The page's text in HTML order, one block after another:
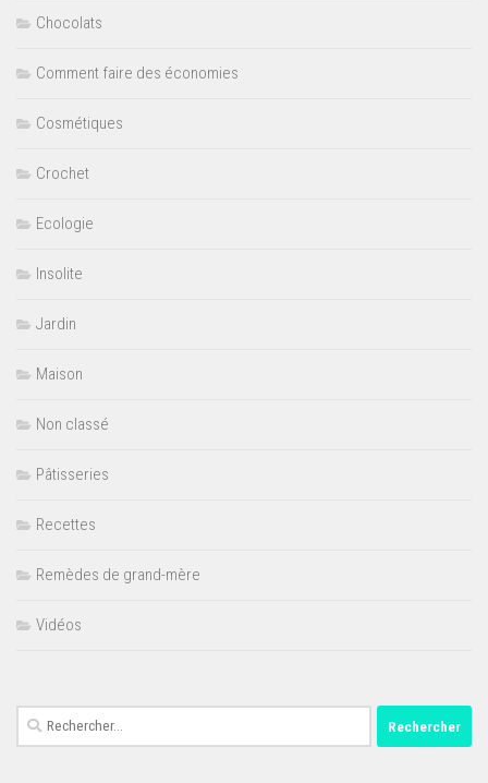
Chocolats
Comment faire des économies
Cosmétiques
Crochet
Ecologie
Insolite
Jardin
Maison
Non classé
Pâtisseries
Recettes
Remèdes de grand-mère
Vidéos
Rechercher :